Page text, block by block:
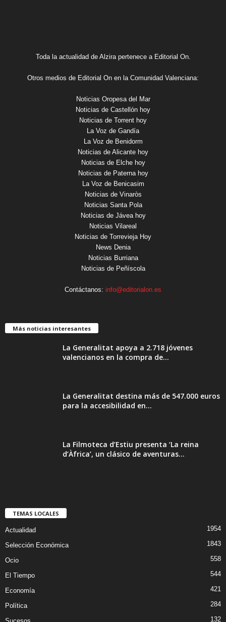
Toda la actualidad de Alzira pertenece a Editorial On.
Otros medios de Editorial On en la Comunidad Valenciana:
Noticias Oropesa del Mar
Noticias de Castellón hoy
Noticias de Torrent hoy
La Voz de Gandía
La Voz de Benidorm
Noticias de Alicante hoy
Noticias de Elche hoy
Noticias de Paterna hoy
La Voz de Benicasim
Noticias de Vinaròs
Noticias Santa Pola
Noticias de Jávea hoy
Noticias Vilareal
Noticias de Torrevieja Hoy
News Denia
Noticias Burriana
Noticias de Peñíscola
Contáctanos: info@editorialon.es
Más noticias interesantes
La Generalitat apoya a 2.718 jóvenes
valencianos en la compra de...
La Generalitat destina más de 547.000 euros
para la accesibilidad en...
La Filmoteca d’Estiu presenta ‘La reina
d’Àfrica’, un clásico de aventuras...
TEMAS LOCALES
Actualidad 1954
Selección Económica 1843
Ocio 558
El Tiempo 544
Economía 421
Política 284
132